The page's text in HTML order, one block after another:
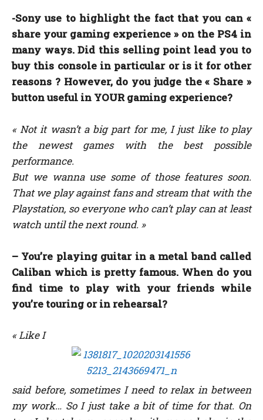
-Sony use to highlight the fact that you can «
share your gaming experience » on the PS4 in
many ways. Did this selling point lead you to
buy this console in particular or is it for other
reasons ? However, do you judge the « Share »
button useful in YOUR gaming experience?
« Not it wasn’t a big part for me, I just like to play
the newest games with the best possible
performance.
But we wanna use some of those features soon.
That we play against fans and stream that with the
Playstation, so everyone who can’t play can at least
watch until the next round. »
– You’re playing guitar in a metal band called
Caliban which is pretty famous. When do you
find time to play with your friends while
you’re touring or in rehearsal?
« Like I
said before, sometimes I need to relax in between
my work… So I just take a bit of time for that. On